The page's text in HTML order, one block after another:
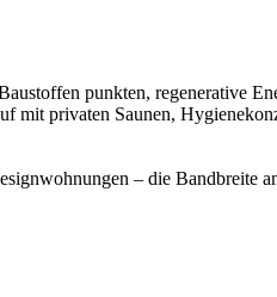
punkten, regenerative
mit privaten Saunen,
– die Bandbreite